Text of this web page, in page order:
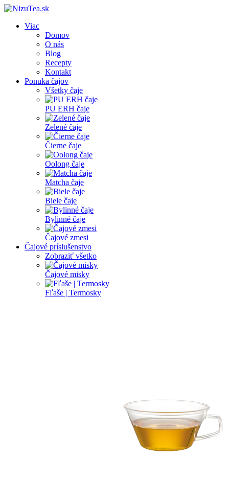
Viac
Domov
O nás
Blog
Recepty
Kontakt
Ponuka čajov
Všetky čaje
PU ERH čaje
Zelené čaje
Čierne čaje
Oolong čaje
Matcha čaje
Biele čaje
Bylinné čaje
Čajové zmesi
Čajové príslušenstvo
Zobraziť všetko
Čajové misky
Fľaše | Termosky